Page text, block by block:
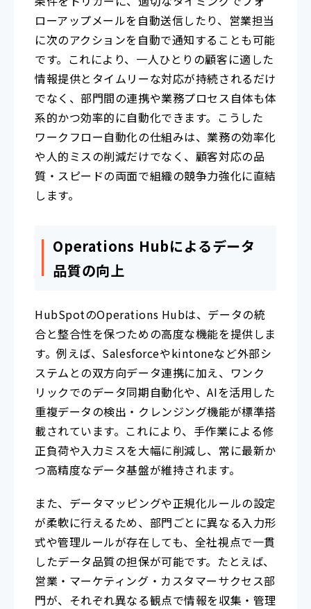
ローアップメールを自動送信したり、営業担当
に次のアクションを自動で通知することも可能
です。これにより、一人ひとりの顧客に適した
情報提供とタイムリーな対応が持続されるだけ
でなく、部門間の連携や業務プロセス自体も体
系的かつ効率的に自動化できます。こうした
ワークフロー自動化の仕組みは、業務の効率化
や人的ミスの削減だけでなく、顧客対応の品
質・スピードの両面で組織の競争力強化に直結
します。
Operations Hubによるデータ
品質の向上
HubSpotのOperations Hubは、データの統
合と整合性を保つための高度な機能を提供しま
す。例えば、Salesforceやkintoneなど外部シ
ステムとの双方向データ連携に加え、ワンク
リックでのデータ同期自動化や、AIを活用した
重複データの検出・クレンジング機能が標準搭
載されています。これにより、手作業による修
正負荷や入力ミスを大幅に削減し、常に最新か
つ高精度なデータ基盤が維持されます。
また、データマッピングや正規化ルールの設定
が柔軟に行えるため、部門ごとに異なる入力形
式や管理ルールが存在しても、全社視点で一貫
したデータ品質の担保が可能です。たとえば、
営業・マーケティング・カスタマーサクセス部
門が、それぞれ異なる観点で情報を収集・管理